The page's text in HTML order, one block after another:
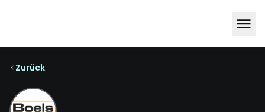
Zurück